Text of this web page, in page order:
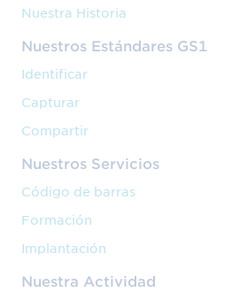
Nuestra Historia
Nuestros Estándares GS1
Identificar
Capturar
Compartir
Nuestros Servicios
Código de barras
Formación
Implantación
Nuestra Actividad